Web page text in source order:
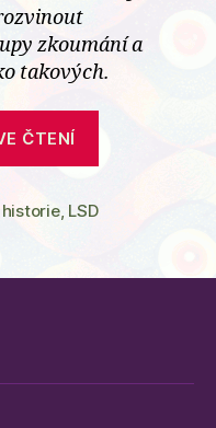
zkoumání a
takových.
ČTENÍ
historie, LSD